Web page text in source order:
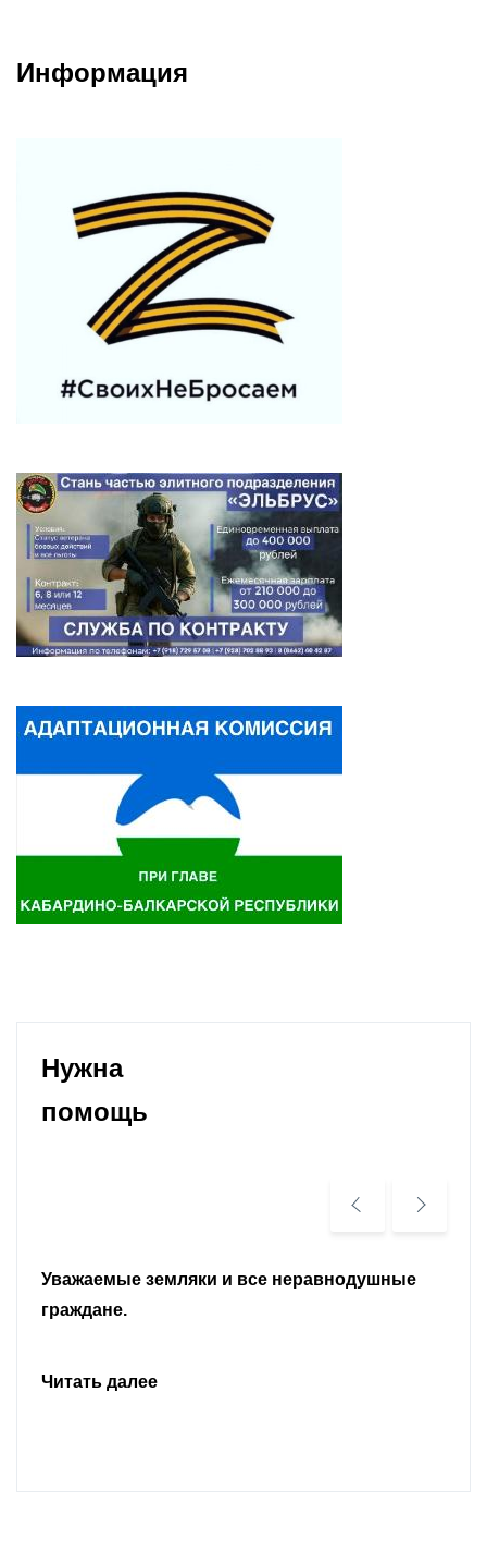
Информация
Нужна
помощь
Уважаемые земляки и все неравнодушные
граждане.
Читать далее